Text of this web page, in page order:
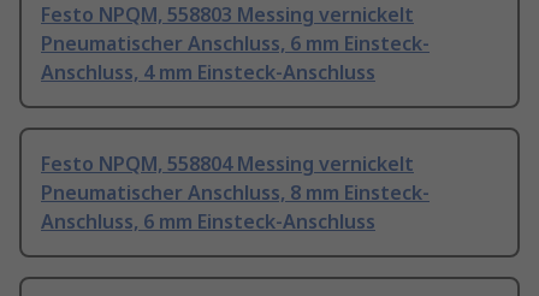
Festo NPQM, 558803 Messing vernickelt
Pneumatischer Anschluss, 6 mm Einsteck-
Anschluss, 4 mm Einsteck-Anschluss
Festo NPQM, 558804 Messing vernickelt
Pneumatischer Anschluss, 8 mm Einsteck-
Anschluss, 6 mm Einsteck-Anschluss